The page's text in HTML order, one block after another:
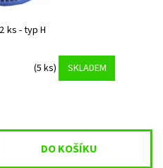
ks - typ H
(5 ks) SKLADEM